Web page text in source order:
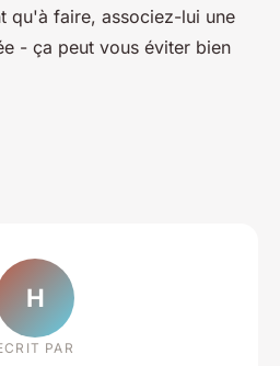
qu'à faire, associez-lui une
- ça peut vous éviter bien
H
PAR